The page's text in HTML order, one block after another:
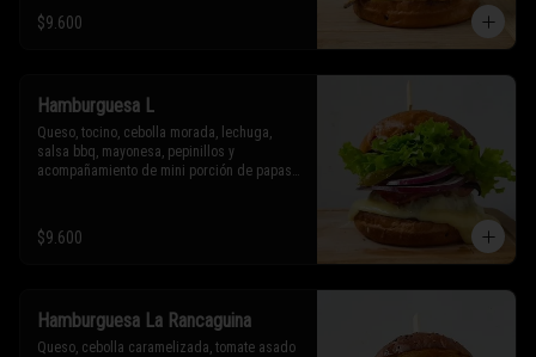
* Los ingredientes no son intercambiables.
Sólo puedes solicitar eliminar un
$9.600
Hamburguesa L
Queso, tocino, cebolla morada, lechuga,
salsa bbq, mayonesa, pepinillos y
acompañamiento de mini porción de papas
* Los ingredientes no son intercambiables.
Sólo puedes solicitar eliminar un
$9.600
Hamburguesa La Rancaguina
Queso, cebolla caramelizada, tomate asado